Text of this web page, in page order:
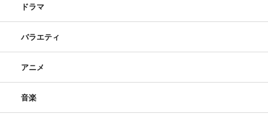
ドラマ
バラエティ
アニメ
音楽